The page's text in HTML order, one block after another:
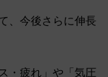
、今後さらに伸長
・疲れ」や「気圧